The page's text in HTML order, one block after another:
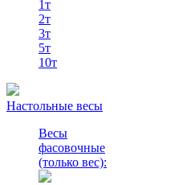
1т
2т
3т
5т
10т
Настольные весы
Весы
фасовочные
(только вес):